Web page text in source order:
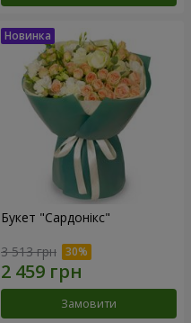
Букет "Сардонікс"
3 513 грн
Замовити